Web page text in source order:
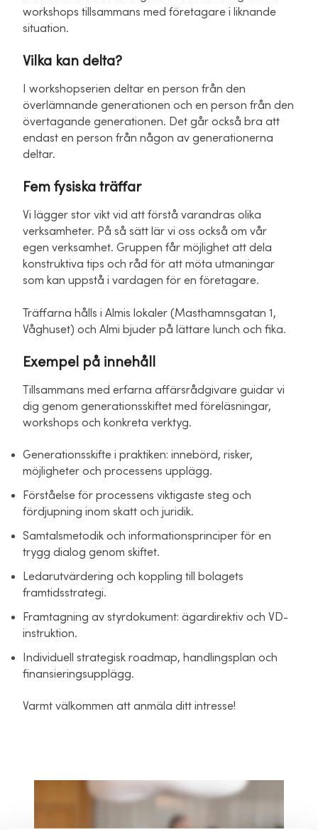
workshops tillsammans med företagare i liknande
situation.
Vilka kan delta?
I workshopserien deltar en person från den
överlämnande generationen och en person från den
övertagande generationen. Det går också bra att
endast en person från någon av generationerna
deltar.
Fem fysiska träffar
Vi lägger stor vikt vid att förstå varandras olika
verksamheter. På så sätt lär vi oss också om vår
egen verksamhet. Gruppen får möjlighet att dela
konstruktiva tips och råd för att möta utmaningar
som kan uppstå i vardagen för en företagare.
Träffarna hålls i Almis lokaler (Masthamnsgatan 1,
Våghuset) och Almi bjuder på lättare lunch och fika.
Exempel på innehåll
Tillsammans med erfarna affärsrådgivare guidar vi
dig genom generationsskiftet med föreläsningar,
workshops och konkreta verktyg.
Generationsskifte i praktiken: innebörd, risker,
möjligheter och processens upplägg.
Förståelse för processens viktigaste steg och
fördjupning inom skatt och juridik.
Samtalsmetodik och informationsprinciper för en
trygg dialog genom skiftet.
Ledarutvärdering och koppling till bolagets
framtidsstrategi.
Framtagning av styrdokument: ägardirektiv och VD-
instruktion.
Individuell strategisk roadmap, handlingsplan och
finansieringsupplägg.
Varmt välkommen att anmäla ditt intresse!